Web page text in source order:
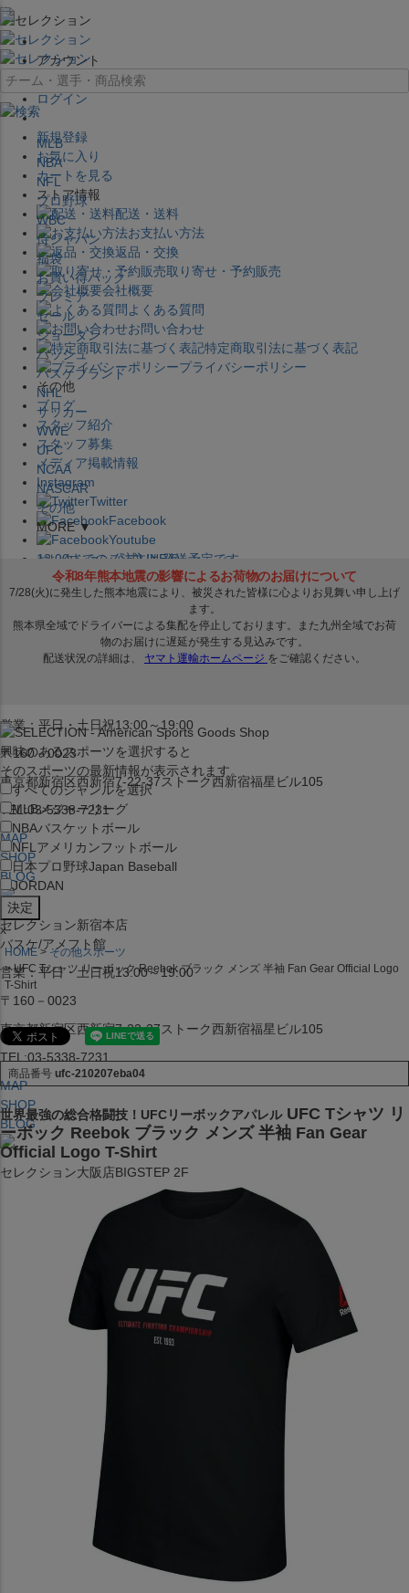
×
アカウント
ログイン
新規登録
お気に入り
カートを見る
ストア情報
配送・送料
お支払い方法
返品・交換
取り寄せ・予約販売
会社概要
よくある質問
お問い合わせ
特定商取引法に基づく表記
プライバシーポリシー
その他
ブログ
スタッフ紹介
スタッフ募集
メディア掲載情報
Instagram
Twitter
Facebook
Youtube
セレクション公式LINE@
営業：平日・土日祝13:00～19:00
〒160－0023
東京都新宿区西新宿7-22-37ストーク西新宿福星ビル105
TEL:03-5338-7231
MAP
SHOP
BLOG
セレクション新宿本店
バスケ/アメフト館
営業：平日・土日祝13:00～19:00
〒160－0023
東京都新宿区西新宿7-22-37ストーク西新宿福星ビル105
TEL:03-5338-7231
MAP
SHOP
BLOG
セレクション大阪店BIGSTEP 2F
営業：平日・土日祝12:00～19:00
大阪府大阪市中央区西心斎橋1丁目6番14号
TEL:06-4708-3300
営業：土・日・祝日のみ 12:00-18:00
東京都千代田区神田三崎町２丁目２２−１ 1F
MLB
NBA
NFL
プロ野球
WBC
侍ジャパン
福袋
お買い得パック
プレミア
セール
ジョーダン
バッシュ
バスケブランド
NHL
サッカー
WWE
UFC
NCAA
NASCAR
その他
MORE ▼
12:00までのご注文は発送予定です。
在庫品は 1-3営業日内で発送!! ※お取寄せ商品は対象外
興味のあるスポーツを選択すると
そのスポーツの最新情報が表示されます。
すべてのジャンルを選択
MLBメジャーリーグ
NBAバスケットボール
NFL アメリカンフットボール
日本プロ野球Japan Baseball
JORDAN
x
HOME
その他スポーツ
UFC Tシャツ リーボック Reebok ブラック メンズ 半袖 Fan Gear Official Logo
T-Shirt
商品番号 ufc-210207eba04
世界最強の総合格闘技！UFCリーボックアパレル UFC Tシャツ リ
ーボック Reebok ブラック メンズ 半袖 Fan Gear
Official Logo T-Shirt